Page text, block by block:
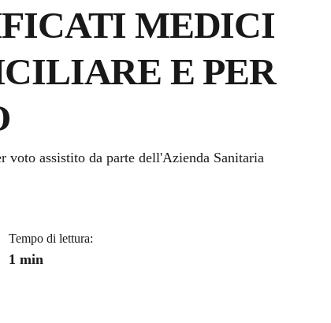
MEDICI
E PER
assistito da parte dell'Azienda Sanitaria
Tempo di lettura:
1 min